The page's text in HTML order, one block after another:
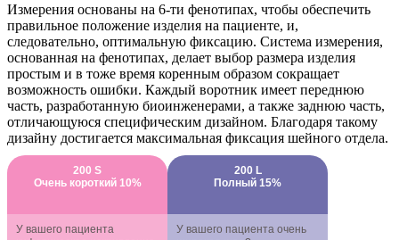
Измерения основаны на 6-ти фенотипах, чтобы обеспечить
правильное положение изделия на пациенте, и,
следовательно, оптимальную фиксацию. Система измерения,
основанная на фенотипах, делает выбор размера изделия
простым и в тоже время коренным образом сокращает
возможность ошибки. Каждый воротник имеет переднюю
часть, разработанную биоинженерами, а также заднюю часть,
отличающуюся специфическим дизайном. Благодаря такому
дизайну достигается максимальная фиксация шейного отдела.
200 S
Очень короткий 10%
У вашего пациента
200 L
Полный 15%
У вашего пациента очень